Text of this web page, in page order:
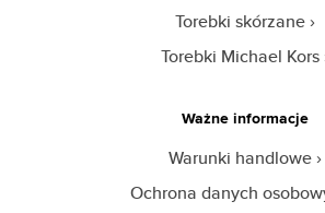
Torebki skórzane
Torebki Michael Kors
Ważne informacje
Warunki handlowe
Ochrona danych